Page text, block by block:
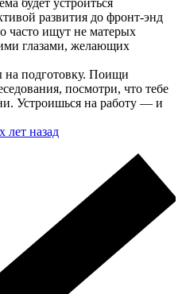
развития до фронт-энд
часто ищут не матерых
глазами, желающих
на подготовку. Поищи
посмотри, что тебе
Устроишься на работу — и
лет назад